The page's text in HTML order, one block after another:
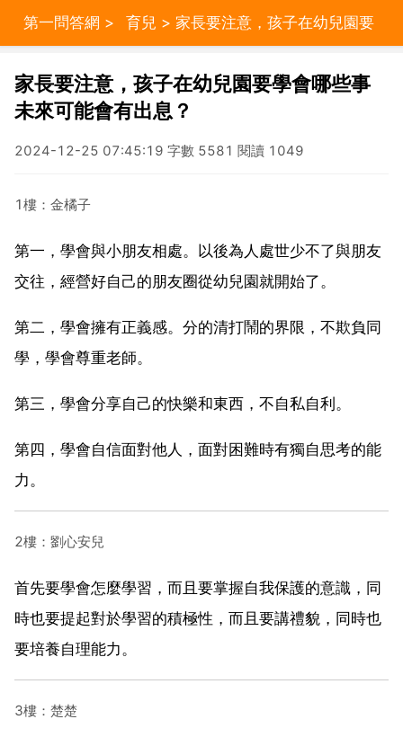
第一問答網 > 育兒 > 家長要注意，孩子在幼兒園要
學會哪些事未來可能會有出息？
家長要注意，孩子在幼兒園要學會哪些事
未來可能會有出息？
2024-12-25 07:45:19 字數 5581 閱讀 1049
1樓：金橘子
第一，學會與小朋友相處。以後為人處世少不了與朋友
交往，經營好自己的朋友圈從幼兒園就開始了。
第二，學會擁有正義感。分的清打鬧的界限，不欺負同
學，學會尊重老師。
第三，學會分享自己的快樂和東西，不自私自利。
第四，學會自信面對他人，面對困難時有獨自思考的能
力。
2樓：劉心安兒
首先要學會怎麼學習，而且要掌握自我保護的意識，同
時也要提起對於學習的積極性，而且要講禮貌，同時也
要培養自理能力。
3樓：楚楚